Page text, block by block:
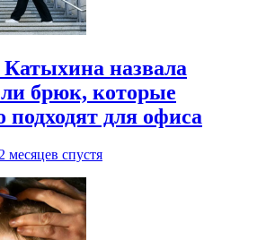
назвала
брюк, которые
подходят для офиса
месяцев спустя